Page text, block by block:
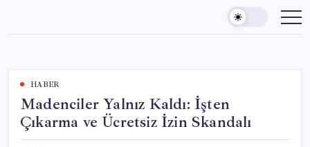
content
HABER
Madenciler Yalnız Kaldı: İşten
Çıkarma ve Ücretsiz İzin Skandalı